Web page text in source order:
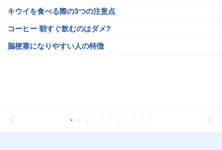
キウイを食べる際の3つの注意点
コーヒー 朝すぐ飲むのはダメ?
脳梗塞になりやすい人の特徴